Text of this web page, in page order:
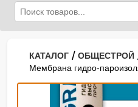
КАТАЛОГ / ОБЩЕСТРОЙ
Мембрана гидро-